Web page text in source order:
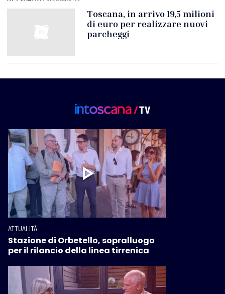
Toscana, in arrivo 19,5 milioni
di euro per realizzare nuovi
parcheggi
ATTUALITÀ
Stazione di Orbetello, sopralluogo
per il rilancio della linea tirrenica